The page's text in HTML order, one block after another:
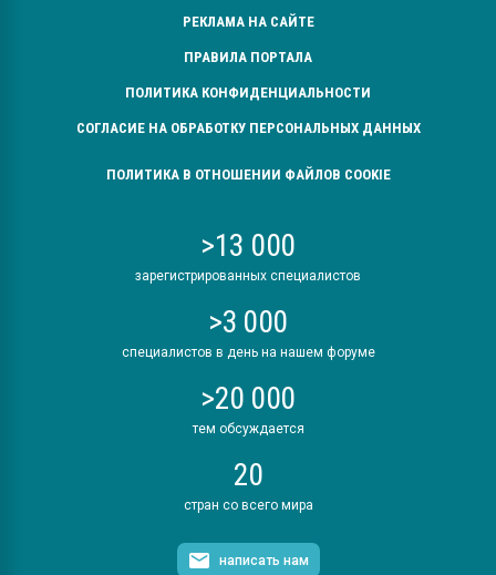
РЕКЛАМА НА САЙТЕ
ПРАВИЛА ПОРТАЛА
ПОЛИТИКА КОНФИДЕНЦИАЛЬНОСТИ
СОГЛАСИЕ НА ОБРАБОТКУ ПЕРСОНАЛЬНЫХ ДАННЫХ
ПОЛИТИКА В ОТНОШЕНИИ ФАЙЛОВ COOKIE
>13 000
зарегистрированных специалистов
>3 000
специалистов в день на нашем форуме
>20 000
тем обсуждается
20
стран со всего мира
написать нам